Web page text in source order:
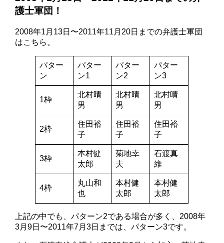
護士軍団！
2008年1月13日〜2011年11月20日までの弁護士軍団
はこちら。
パター
ン
パター
ン1
パター
ン2
パター
ン3
1枠
北村晴
男
北村晴
男
北村晴
男
2枠
住田裕
子
住田裕
子
住田裕
子
3枠
本村健
太郎
菊地幸
夫
石渡真
維
4枠
丸山和
也
本村健
太郎
本村健
太郎
上記の中でも、パターン2である場合が多く、2008年
3月9日〜2011年7月3日までは、パターン3です。